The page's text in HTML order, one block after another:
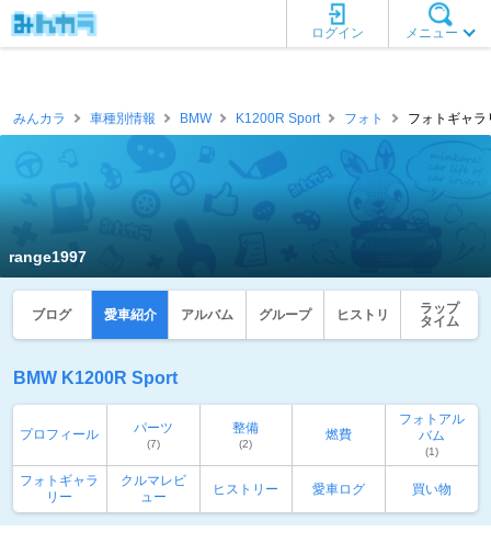
メニュー
ログイン
みんカラ 車種別情報 BMW K1200R Sport フォト フォトギャ
range1997
ブログ 愛車紹介 アルバム グループ ヒストリ
ラップ
タイム
BMW K1200R Sport
プロフィール パーツ
(7)
整備
(2)
燃費
フォトアル
バム
(1)
フォトギャラ
リー
クルマレビ
ュー
ヒストリー 愛車ログ 買い物